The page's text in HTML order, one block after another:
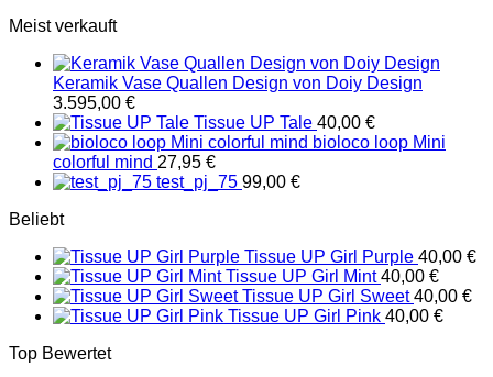
Meist verkauft
Keramik Vase Quallen Design von Doiy Design
3.595,00 €
Tissue UP Tale 40,00 €
bioloco loop Mini
colorful mind 27,95 €
test_pj_75 99,00 €
Beliebt
Tissue UP Girl Purple 40,00 €
Tissue UP Girl Mint 40,00 €
Tissue UP Girl Sweet 40,00 €
Tissue UP Girl Pink 40,00 €
Top Bewertet